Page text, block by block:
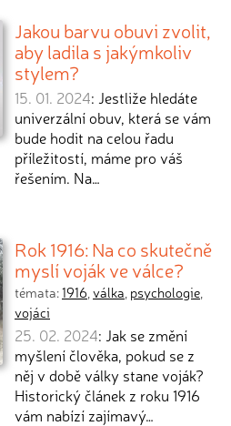
Jakou barvu obuvi zvolit,
aby ladila s jakýmkoliv
stylem?
15. 01. 2024: Jestliže hledáte
univerzální obuv, která se vám
bude hodit na celou řadu
příležitostí, máme pro váš
řešením. Na…
Rok 1916: Na co skutečně
myslí voják ve válce?
témata:1916,válka, psychologie,
vojáci
25. 02. 2024: Jak se změní
myšlení člověka, pokud se z
něj v době války stane voják?
Historický článek z roku 1916
vám nabízí zajímavý…